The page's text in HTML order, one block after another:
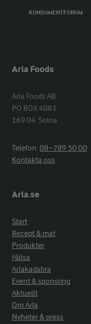
KONSUMENTFORUM
Arla Foods
Arla Foods AB
PO BOX 4083
169 04  Solna
Telefon:08−789 50 00
Kontakta oss
Arla.se
Start
Recept & mat
Produkter
Hälsa
Arlakadabra
Event & sponsring
Aktuellt
Om Arla
Nyheter & press